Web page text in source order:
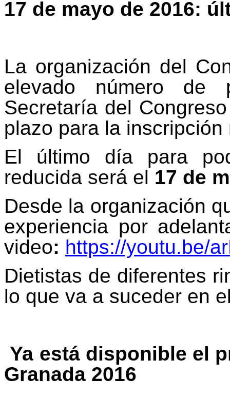
17 de mayo de 2016:
La organización del
elevado número de
Secretaría del
plazo para la
El último día para
reducida será el 17 de
Desde la organización
experiencia por
video: https://youtu.be/
Dietistas de diferentes
lo que va a suceder en
Ya está disponible el
Granada 2016